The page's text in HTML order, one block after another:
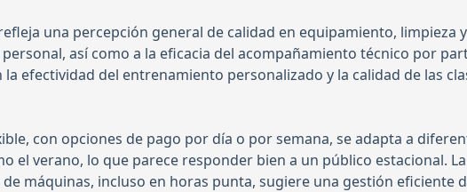
una percepción general de calidad en equipamiento, limpieza
así como a la eficacia del acompañamiento técnico por
la efectividad del entrenamiento personalizado y la calidad de las
con opciones de pago por día o por semana, se adapta a
el verano, lo que parece responder bien a un público estacional.
máquinas, incluso en horas punta, sugiere una gestión eficiente